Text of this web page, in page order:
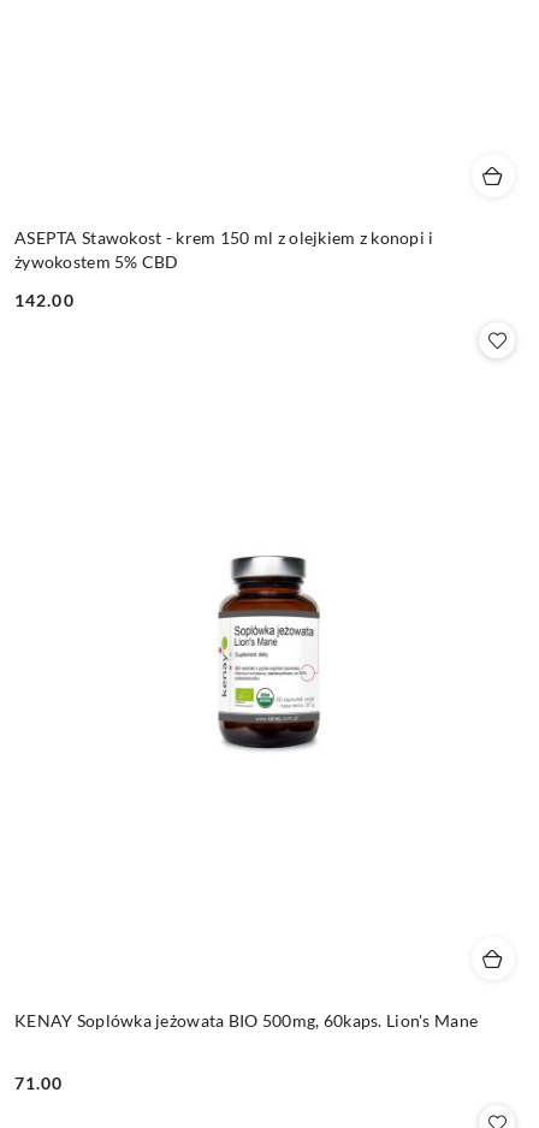
ASEPTA Stawokost - krem 150 ml z olejkiem z konopi i
żywokostem 5% CBD
Cena:
142.00
KENAY Soplówka jeżowata BIO 500mg, 60kaps. Lion's Mane
Cena:
71.00